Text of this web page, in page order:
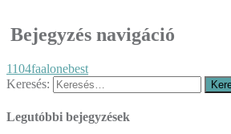
Bejegyzés navigáció
1104faalonebest
Keresés:
Legutóbbi bejegyzések